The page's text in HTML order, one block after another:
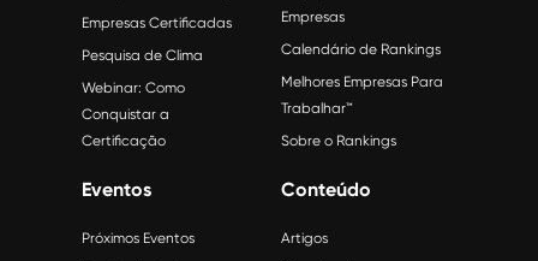
Empresas Certificadas
Pesquisa de Clima
Webinar: Como
Conquistar a
Certificação
Empresas
Calendário de Rankings
Melhores Empresas Para
Trabalhar™
Sobre o Rankings
Eventos
Próximos Eventos
Conteúdo
Artigos